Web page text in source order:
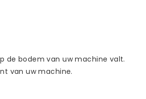
de bodem van uw machine valt.
van uw machine.